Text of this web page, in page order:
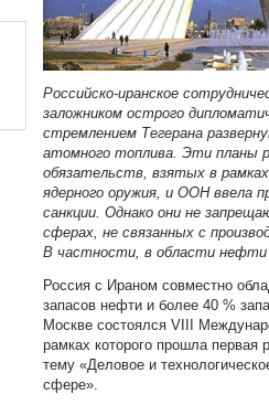
Российско-иранское
заложником острого
стремлением Тегерана
атомного топлива. Эти планы
обязательств, взятых в
ядерного оружия, и ООН ввела
санкции. Однако они не
сферах, не связанных с
В частности, в области нефти
Россия с Ираном совместно
запасов нефти и более 40 %
Москве состоялся VIII
рамках которого прошла первая
тему «Деловое и
сфере».